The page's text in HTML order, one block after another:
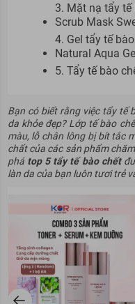
3. Mặt nạ tẩy
Scrub Mask
4. Gel tẩy tế
Natural Aqua Gel
5. Tẩy tế bào
Bạn có biết rằng việc tẩy tế
da khỏe đẹp? Lớp tế bào
màu, lỗ chân lông bị bít tắc
chất của các sản phẩm
phátop 5 tẩy tế bào chết
làn da của bạn luôn tươi trẻ